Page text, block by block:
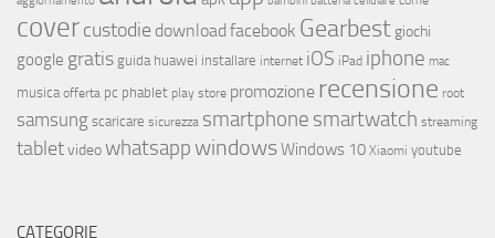
covercustodie download facebook Gearbest giochi
google gratis guida huawei installare internet iOS iPad iphone mac
musica offerta pc phablet play store promozione recensione root
samsungscaricare sicurezza smartphone smartwatch streaming
tabletvideowhatsappwindowsWindows 10 Xiaomi youtube
CATEGORIE